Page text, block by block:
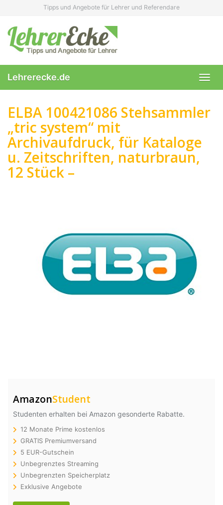
content
Tipps und Angebote für Lehrer und Referendare
Lehrerecke.de
ELBA 100421086 Stehsammler
„tric system“ mit
Archivaufdruck, für Kataloge
u. Zeitschriften, naturbraun,
12 Stück –
AmazonStudent
Studenten erhalten bei Amazon gesonderte Rabatte.
12 Monate Prime kostenlos
GRATIS Premiumversand
5 EUR-Gutschein
Unbegrenztes Streaming
Unbegrenzten Speicherplatz
Exklusive Angebote